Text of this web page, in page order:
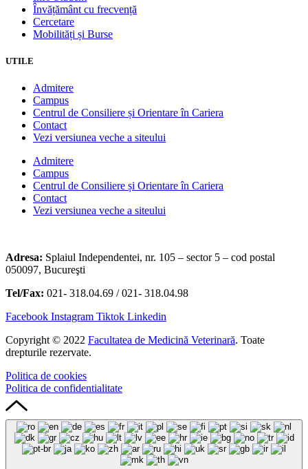
Învățământ cu frecvență
Cercetare
Mobilități și Burse
UTILE
Admitere
Campus
Centrul de Consiliere și Orientare în Cariera
Contact
Vezi versiunea veche a siteului
Admitere
Campus
Centrul de Consiliere și Orientare în Cariera
Contact
Vezi versiunea veche a siteului
Adresa: Splaiul Independentei, nr. 105 – sector 5 – cod postal
050097, Bucureşti
Tel/Fax: 021- 318.04.69 / 021- 318.04.98
Facebook Instagram Tiktok Linkedin
Copyright © 2022 Facultatea de Medicină Veterinară. Toate
drepturile rezervate.
Politica de cookies
Politica de confidentialitate